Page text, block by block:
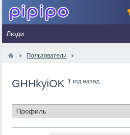
Пользователи
GHHkyiOK 1 год назад